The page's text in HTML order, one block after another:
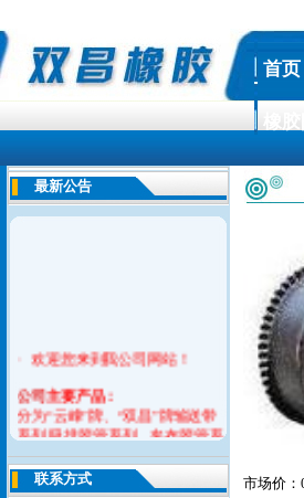
首页
橡
最新公告
· 欢迎您来到我公司网站！
公司主要产品：
分为“云峰”牌、“双昌”牌输送带
系列,吸排胶管系列，夹布胶管系
带系列，橡胶V带系列，橡胶止
水带，模制品系列六大产品。
联系方式
市场价：